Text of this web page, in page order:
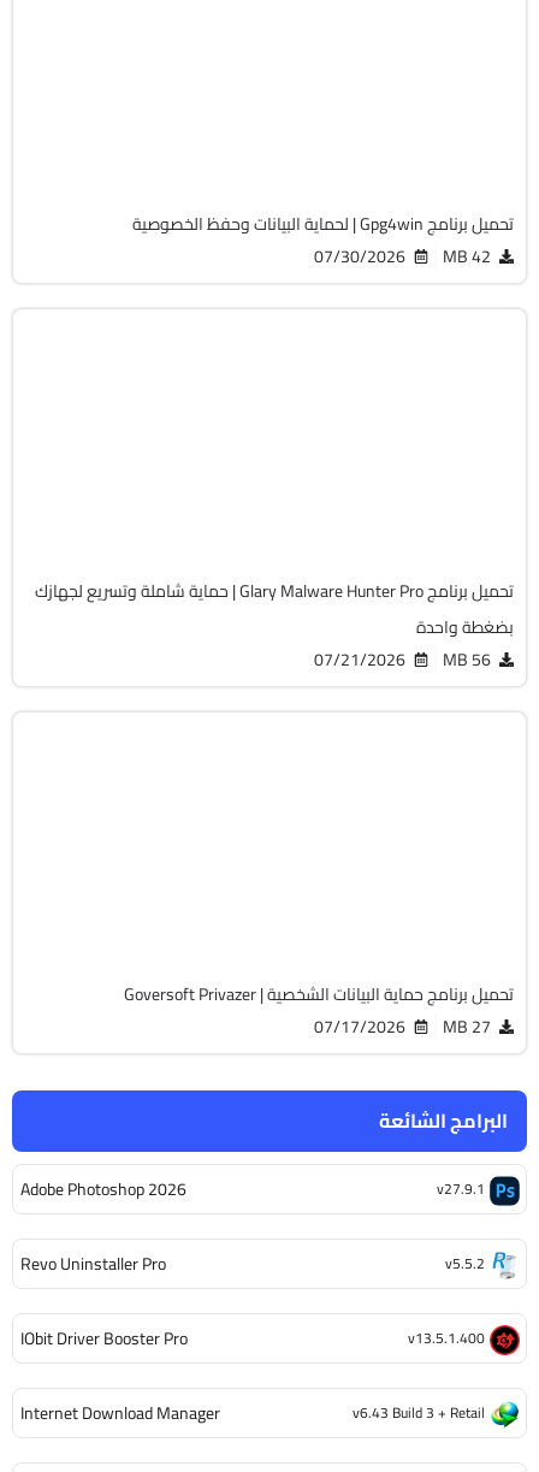
البرامج الشائعة
Adobe Photoshop 2026 v27.9.1
Revo Uninstaller Pro v5.5.2
IObit Driver Booster Pro v13.5.1.400
Internet Download Manager v6.43 Build 3 + Retail
تحميل برنامج Gpg4win | لحماية البيانات وحفظ الخصوصية
42 MB
07/30/2026
تحميل برنامج Glary Malware Hunter Pro | حماية شاملة وتسريع لجهازك
بضغطة واحدة
56 MB
07/21/2026
تحميل برنامج حماية البيانات الشخصية | Goversoft Privazer
27 MB
07/17/2026